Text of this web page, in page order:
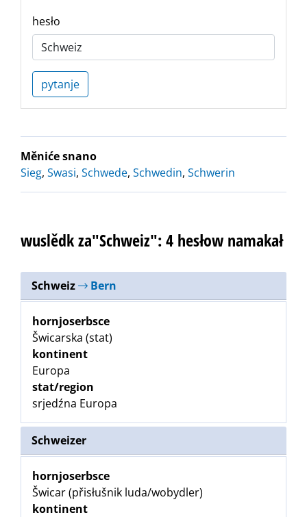
hesło
pytanje
Měniće snano
Sieg, Swasi, Schwede, Schwedin, Schwerin
wuslědk za"Schweiz": 4 hesłow namakał
Schweiz Bern
hornjoserbsce
Šwicarska (stat)
kontinent
Europa
stat/region
srjedźna Europa
Schweizer
hornjoserbsce
Šwicar (přisłušnik luda/wobydler)
kontinent